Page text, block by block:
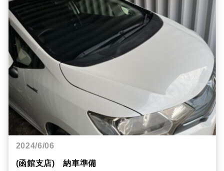
2024/6/06
(函館支店) 納車準備